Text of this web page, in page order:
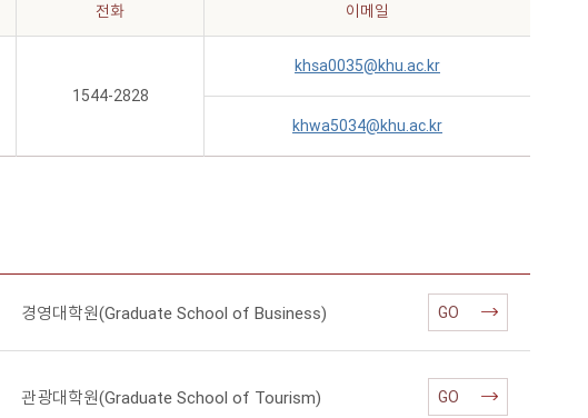
전화 이메일
1544-2828
khsa0035@khu.ac.kr
khwa5034@khu.ac.kr
경영대학원(Graduate School of Business) GO
관광대학원(Graduate School of Tourism) GO